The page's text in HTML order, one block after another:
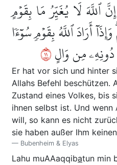
ٱللَّهَ لَا يُغَيِّرُ مَا بِقَوۡمٍ
أَرَادَ ٱللَّهُ بِقَوۡمٖ سُوٓءٗا
مِن وَالٍ١١
Er hat vor sich und hinter
Allahs Befehl beschützen.
Zustand eines Volkes, bis
ihnen selbst ist. Und wenn
will, so kann es nicht
sie haben außer Ihm
Bubenheim & Elyas
Lahu muAAaqqibatun min